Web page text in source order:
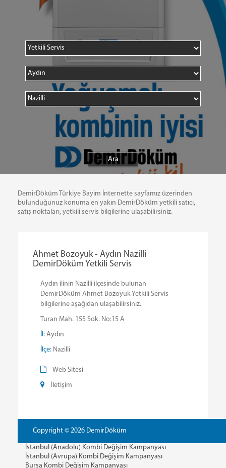
DemirDöküm Türkiye Bayim İnternette sayfamız üzerinden
bulunduğunuz konuma en yakın DemirDöküm yetkili satıcı,
satış noktaları, yetkili servis bilgilerine ulaşabilirsiniz.
Ahmet Bozoyuk - Aydın Nazilli
DemirDöküm Yetkili Servis
Aydın ilinin Nazilli ilçesinde bulunan
DemirDöküm Ahmet Bozoyuk Yetkili Servis
bilgilerine aşağıdan ulaşabilirsiniz.
Turan Mah. 155 Sok. No:15 A
İl: Aydın
İlçe: Nazilli
Web Sitesi
İletişim
Copyright © 2026 DemirDöküm
İstanbul (Anadolu) Kombi Değişim Kampanyası
İstanbul (Avrupa) Kombi Değişim Kampanyası
Bursa Kombi Değişim Kampanyası